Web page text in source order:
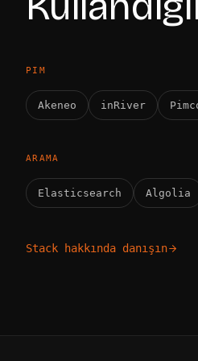
PIM
Akeneo inRiver
ARAMA
Elasticsearch Algolia
Stack hakkında danışın